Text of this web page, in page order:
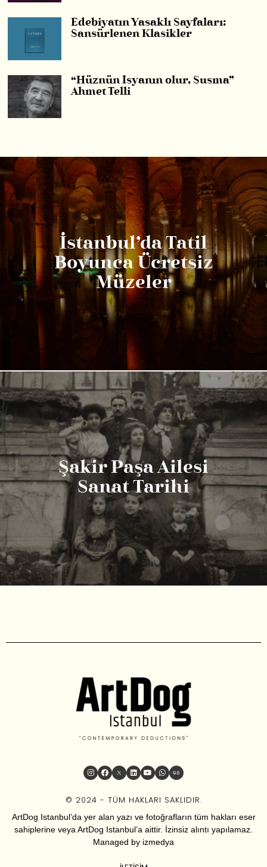
Edebiyatın Yasaklı Sayfaları:
Sansürlenen Klasikler
“Hüznün İsyanın olur, Susma”
Ahmet Telli
İstanbul’da Tatil
Boyunca Ücretsiz
Müzeler
Şakir Paşa Ailesi
Sanat Tarihi
© 2024 - TÜM HAKLARI SAKLIDIR.
ArtDog Istanbul’da yer alan yazı ve fotoğrafların tüm hakları eser
sahiplerine veya ArtDog Istanbul’a aittir. İzinsiz alıntı yapılamaz.
Managed by izmedya